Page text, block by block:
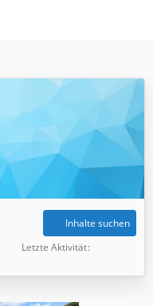
Inhalte suchen
Letzte Aktivität